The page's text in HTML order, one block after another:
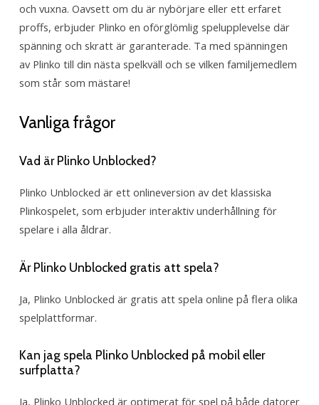
och vuxna. Oavsett om du är nybörjare eller ett erfaret
proffs, erbjuder Plinko en oförglömlig spelupplevelse där
spänning och skratt är garanterade. Ta med spänningen
av Plinko till din nästa spelkväll och se vilken familjemedlem
som står som mästare!
Vanliga frågor
Vad är Plinko Unblocked?
Plinko Unblocked är ett onlineversion av det klassiska
Plinkospelet, som erbjuder interaktiv underhållning för
spelare i alla åldrar.
Är Plinko Unblocked gratis att spela?
Ja, Plinko Unblocked är gratis att spela online på flera olika
spelplattformar.
Kan jag spela Plinko Unblocked på mobil eller
surfplatta?
Ja, Plinko Unblocked är optimerat för spel på både datorer